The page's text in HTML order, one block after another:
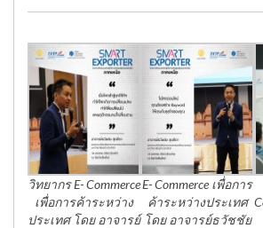
วิทยากร E- Commerce
เพื่อการค้าระหว่าง
ประเทศ โดย อาจารย์
E- Commerce เพื่อการ
ค้าระหว่างประเทศ
โดย อาจารย์ธวัชชัย